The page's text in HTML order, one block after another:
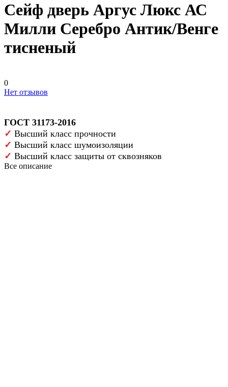
Сейф дверь Аргус Люкс АС
Милли Серебро Антик/Венге
тисненый
0
Нет отзывов
ГОСТ 31173-2016
✓ Высший класс прочности
✓ Высший класс шумоизоляции
✓ Высший класс защиты от сквозняков
Все описание